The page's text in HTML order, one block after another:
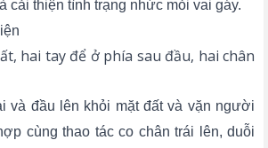
cải thiện tình trạng nhức mỏi vai gáy.
hai tay để ở phía sau đầu, hai chân
và đầu lên khỏi mặt đất và vặn người
cùng thao tác co chân trái lên, duỗi